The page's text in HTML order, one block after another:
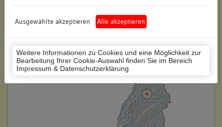
Ausgewählte akzeptieren Alle akzeptieren
Weitere Informationen zu Cookies und eine Möglichkeit zur
Bearbeitung Ihrer Cookie-Auswahl finden Sie im Bereich
Impressum & Datenschutzerklärung
Flurstücknummer: keine
Historischer Straßenname: keiner
Historische Gebäudenummer: 91
Lage des Wohnplatzes: